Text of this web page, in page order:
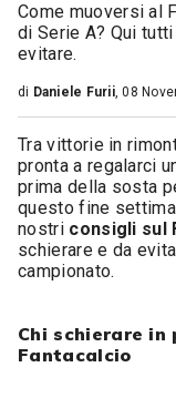
Come muoversi al
di Serie A? Qui
evitare.
di Daniele Furii, 08
Tra vittorie in
pronta a regalarci
prima della sosta
questo fine
nostri consigli sul
schierare e da
campionato.
Chi schierare
Fantacalcio